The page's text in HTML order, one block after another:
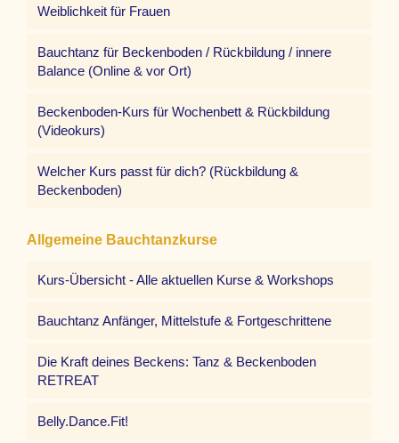
Weiblichkeit für Frauen
Bauchtanz für Beckenboden / Rückbildung / innere
Balance (Online & vor Ort)
Beckenboden-Kurs für Wochenbett & Rückbildung
(Videokurs)
Welcher Kurs passt für dich? (Rückbildung &
Beckenboden)
Allgemeine Bauchtanzkurse
Kurs-Übersicht - Alle aktuellen Kurse & Workshops
Bauchtanz Anfänger, Mittelstufe & Fortgeschrittene
Die Kraft deines Beckens: Tanz & Beckenboden
RETREAT
Belly.Dance.Fit!